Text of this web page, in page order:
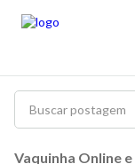
Vaquinha Online e